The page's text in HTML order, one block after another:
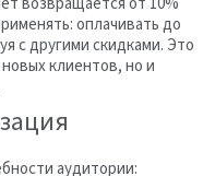
оплачивать до
с другими скидками. Это
клиентов, но и
аудитории: